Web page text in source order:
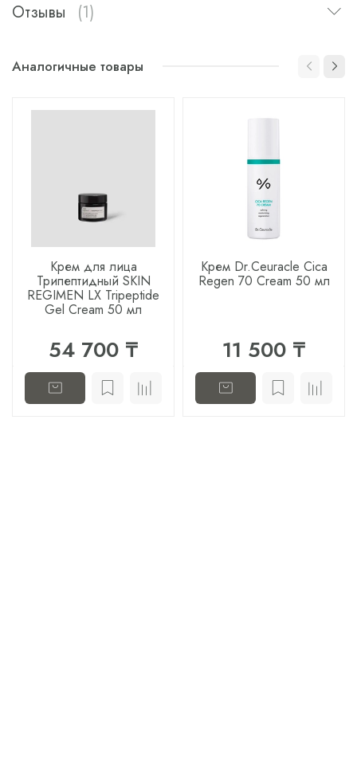
Отзывы (1)
Аналогичные товары
Крем для лица
Трипептидный SKIN
REGIMEN LX Tripeptide
Gel Cream 50 мл
54 700 ₸
Крем Dr.Ceuracle Cica
Regen 70 Cream 50 мл
11 500 ₸